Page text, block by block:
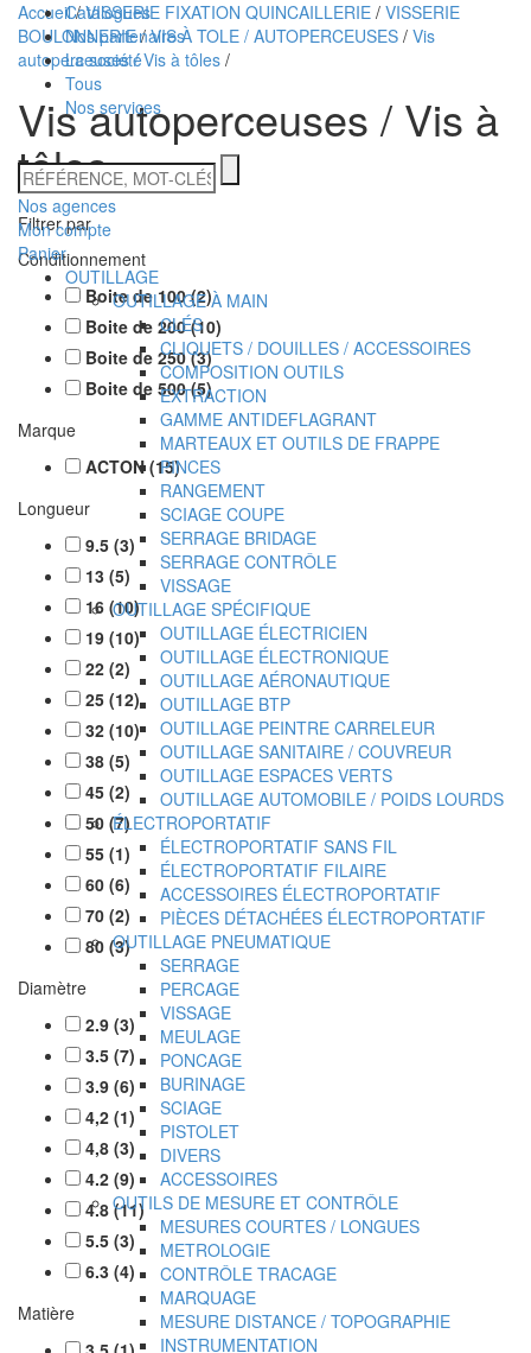
Catalogues
Nos partenaires
La société
Tous
Nos services
Technidis
Docks
Maritimes
RÉFÉRENCE,
MOT-
CLÉS
Nos agences
Mon compte
Panier
OUTILLAGE
OUTILLAGE À MAIN
CLÉS
CLIQUETS / DOUILLES / ACCESSOIRES
COMPOSITION OUTILS
EXTRACTION
GAMME ANTIDEFLAGRANT
MARTEAUX ET OUTILS DE FRAPPE
PINCES
RANGEMENT
SCIAGE COUPE
SERRAGE BRIDAGE
SERRAGE CONTRÔLE
VISSAGE
OUTILLAGE SPÉCIFIQUE
OUTILLAGE ÉLECTRICIEN
OUTILLAGE ÉLECTRONIQUE
OUTILLAGE AÉRONAUTIQUE
OUTILLAGE BTP
OUTILLAGE PEINTRE CARRELEUR
OUTILLAGE SANITAIRE / COUVREUR
OUTILLAGE ESPACES VERTS
OUTILLAGE AUTOMOBILE / POIDS LOURDS
ÉLECTROPORTATIF
ÉLECTROPORTATIF SANS FIL
ÉLECTROPORTATIF FILAIRE
ACCESSOIRES ÉLECTROPORTATIF
PIÈCES DÉTACHÉES ÉLECTROPORTATIF
OUTILLAGE PNEUMATIQUE
SERRAGE
PERCAGE
VISSAGE
MEULAGE
PONCAGE
BURINAGE
SCIAGE
PISTOLET
DIVERS
ACCESSOIRES
OUTILS DE MESURE ET CONTRÔLE
MESURES COURTES / LONGUES
METROLOGIE
CONTRÔLE TRACAGE
MARQUAGE
MESURE DISTANCE / TOPOGRAPHIE
INSTRUMENTATION
Accueil /VISSERIE FIXATION QUINCAILLERIE / VISSERIE
BOULONNERIE /VIS À TOLE / AUTOPERCEUSES / Vis
autoperceuses / Vis à tôles /
Vis autoperceuses / Vis à
tôles
Filtrer par
Conditionnement
Boite de 100 (2)
Boite de 200 (10)
Boite de 250 (3)
Boite de 500 (5)
Marque
ACTON (15)
Longueur
9.5 (3)
13 (5)
16 (10)
19 (10)
22 (2)
25 (12)
32 (10)
38 (5)
45 (2)
50 (7)
55 (1)
60 (6)
70 (2)
80 (3)
Diamètre
2.9 (3)
3.5 (7)
3.9 (6)
4,2 (1)
4,8 (3)
4.2 (9)
4.8 (11)
5.5 (3)
6.3 (4)
Matière